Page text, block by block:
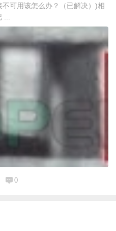
可用该怎么办？（已解决）)相
0